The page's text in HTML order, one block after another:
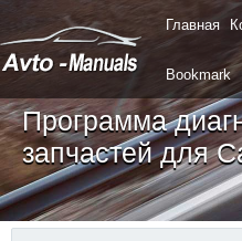
Главная
Bookmark
Программа
запчастей для